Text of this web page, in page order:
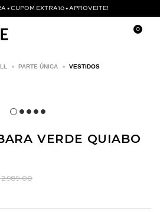
• CUPOM EXTRA10 • APROVEITE!
0
PARTE ÚNICA VESTIDOS
VERDE QUIABO
2.989,00